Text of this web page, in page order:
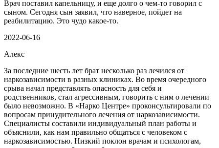
Врач поставил капельницу, и еще долго о чем-то говорил с
сыном. Сегодня сын заявил, что наверное, пойдет на
реабилитацию. Это чудо какое-то.
2022-06-16
Алекс
За последние шесть лет брат несколько раз лечился от
наркозависимости в разных клиниках. Во время очередного
срыва начал представлять опасность для себя и
родственников, стал агрессивным, говорить с ним о лечении
было невозможно. В «Нарко Центре» проконсультировали по
вопросам принудительного лечения от наркозависимости.
Специалисты составили индивидуальный план работы и
объяснили, как нам правильно общаться с человеком с
наркозависимостью. Низкий поклон врачам и психологам,